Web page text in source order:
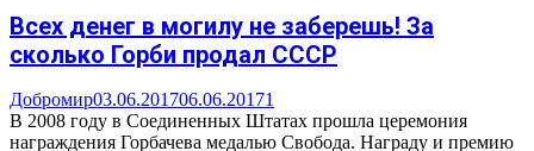
Всех денег в могилу не заберешь! За
сколько Горби продал СССР
Добромир03.06.201706.06.20171
В 2008 году в Соединенных Штатах прошла церемония
награждения Горбачева медалью Свобода. Награду и премию